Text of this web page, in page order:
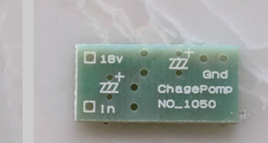
Charge Pomp 18V miniプリント基
板
¥200